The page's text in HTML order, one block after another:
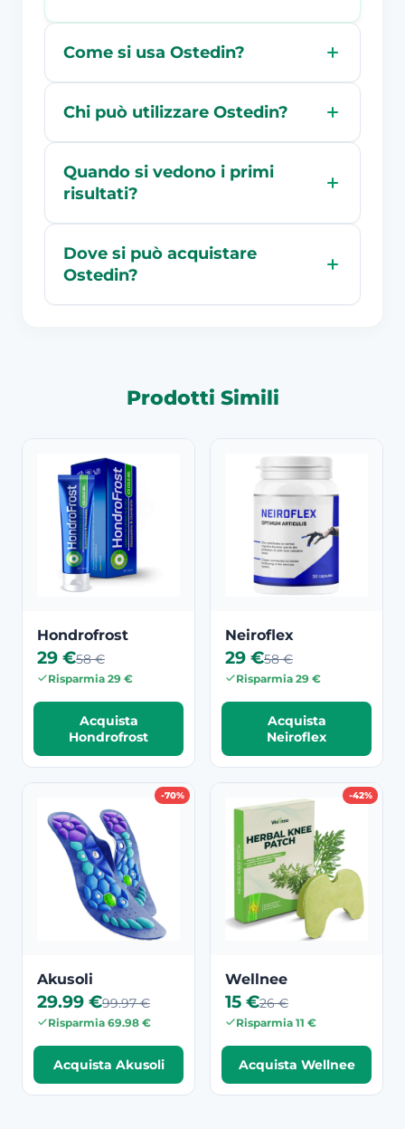
Come si usa Ostedin?
Chi può utilizzare Ostedin?
Quando si vedono i primi
risultati?
Dove si può acquistare
Ostedin?
Prodotti Simili
Hondrofrost
29 €58 €
Risparmia 29 €
Acquista
Hondrofrost
Neiroflex
29 €58 €
Risparmia 29 €
Acquista
Neiroflex
-70%
Akusoli
29.99 €99.97 €
Risparmia 69.98 €
Acquista Akusoli
-42%
Wellnee
15 €26 €
Risparmia 11 €
Acquista Wellnee